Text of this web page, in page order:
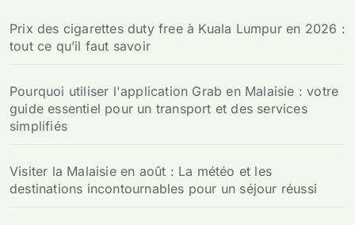
Prix des cigarettes duty free à Kuala Lumpur en 2026 :
tout ce qu’il faut savoir
Pourquoi utiliser l'application Grab en Malaisie : votre
guide essentiel pour un transport et des services
simplifiés
Visiter la Malaisie en août : La météo et les
destinations incontournables pour un séjour réussi